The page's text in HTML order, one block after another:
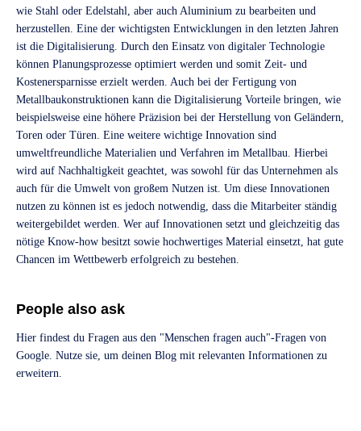
wie Stahl oder Edelstahl, aber auch Aluminium zu bearbeiten und
herzustellen. Eine der wichtigsten Entwicklungen in den letzten Jahren
ist die Digitalisierung. Durch den Einsatz von digitaler Technologie
können Planungsprozesse optimiert werden und somit Zeit- und
Kostenersparnisse erzielt werden. Auch bei der Fertigung von
Metallbaukonstruktionen kann die Digitalisierung Vorteile bringen, wie
beispielsweise eine höhere Präzision bei der Herstellung von Geländern,
Toren oder Türen. Eine weitere wichtige Innovation sind
umweltfreundliche Materialien und Verfahren im Metallbau. Hierbei
wird auf Nachhaltigkeit geachtet, was sowohl für das Unternehmen als
auch für die Umwelt von großem Nutzen ist. Um diese Innovationen
nutzen zu können ist es jedoch notwendig, dass die Mitarbeiter ständig
weitergebildet werden. Wer auf Innovationen setzt und gleichzeitig das
nötige Know-how besitzt sowie hochwertiges Material einsetzt, hat gute
Chancen im Wettbewerb erfolgreich zu bestehen.
People also ask
Hier findest du Fragen aus den "Menschen fragen auch"-Fragen von
Google. Nutze sie, um deinen Blog mit relevanten Informationen zu
erweitern.